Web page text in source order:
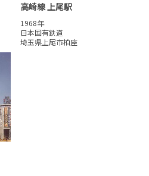
高崎線 上尾駅
1968年
日本国有鉄道
埼玉県上尾市柏座